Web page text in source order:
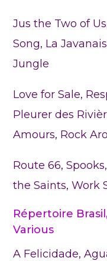
Jus the Two of
Song, La
Jungle
Love for Sale,
Pleurer des
Amours, Rock
Route 66,
the Saints, Work
Répertoire
Various
A Felicidade,